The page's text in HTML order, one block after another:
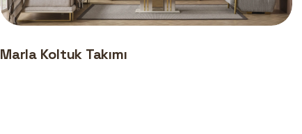
Marla Koltuk Takımı